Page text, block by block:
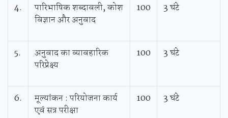
4.
पारिभाषिक शब्दावली, कोश
विज्ञान और अनुवाद
100 3 घंटे
5.
अनुवाद का व्यावहारिक
परिप्रेक्ष्‍य
100 3 घंटे
6.
मूल्यांकन : परियोजना कार्य
एवं सत्र परीक्षा
100 3 घंटे